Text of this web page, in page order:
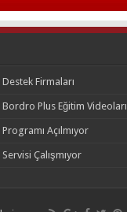
Firmaları
Plus Eğitim Videoları
Açılmıyor
Çalışmıyor